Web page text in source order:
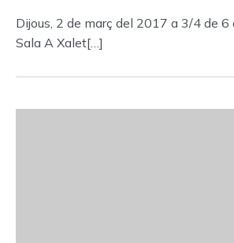
Dijous, 2 de març del 2017 a 3/4 de 6
Sala A Xalet[…]